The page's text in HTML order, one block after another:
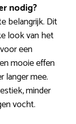
nodig?
belangrijk. Dit
look van het
een
mooie effen
langer mee.
minder
vocht.